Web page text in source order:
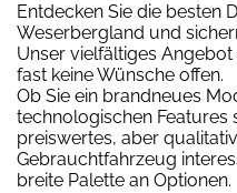
Entdecken Sie die besten
Weserbergland und
Unser vielfältiges
fast keine Wünsche offen.
Ob Sie ein brandneues
technologischen Features
preiswertes, aber
Gebrauchtfahrzeug
breite Palette an Optionen.